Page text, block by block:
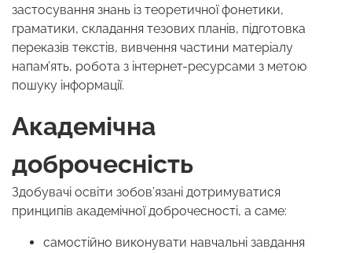
застосування знань із теоретичної фонетики,
граматики, складання тезових планів, підготовка
переказів текстів, вивчення частини матеріалу
напам’ять, робота з інтернет-ресурсами з метою
пошуку інформації.
Академічна
доброчесність
Здобувачі освіти зобов’язані дотримуватися
принципів академічної доброчесності, а саме:
самостійно виконувати навчальні завдання